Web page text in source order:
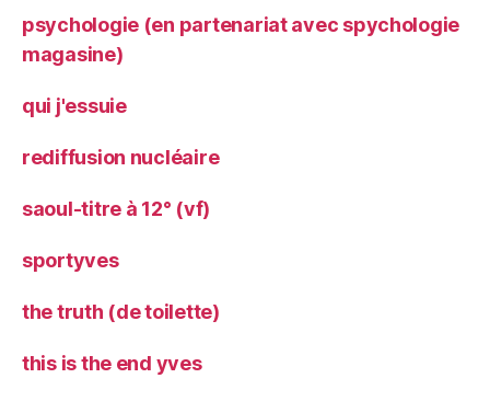
psychologie (en partenariat avec spychologie
magasine)
qui j'essuie
rediffusion nucléaire
saoul-titre à 12° (vf)
sportyves
the truth (de toilette)
this is the end yves